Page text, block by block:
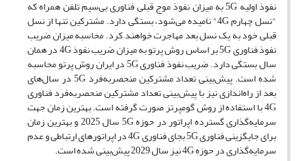
نفوذ اولیه 5G به میزان نفوذ موج قبلی فناوری بی‌سیم تلفن همراه که
"نسل چهارم 4G" نامیده می‌شود، بستگی دارد. مشترکین تنها از نسل
قبلی خود به یک نسل بعد مهاجرت خواهند کرد. محاسبه میزان ضریب
نفوذ فناوری 5G بر اساس روش پرتو به میزان ضریب نفوذ 4G در همان
سال بستگی دارد. ضریب نفوذ فناوری 5G در ایران روش پرتو محاسبه
شده است. پیش‌بینی تعداد مشترکین منحصربه‌فرد 5G در سال‌های
بعد از راه‌اندازی نیز با پیش‌بینی تعداد مشترکین منحصربه‌فرد فناوری
4G با استفاده از روش گومپرتز صورت گرفته است. بهترین زمان جهت
سرمایه‌گذاری گسترده اپراتور در حوزه 5G سال 2025 و بهترین زمان
برای جایگزینی فناوری 5G بجای فناوری 4G در اپراتورهای ارتباطی و عدم
سرمایه‌گذاری در حوزه 4G نیز سال 2029 پیش‌بینی شده است.